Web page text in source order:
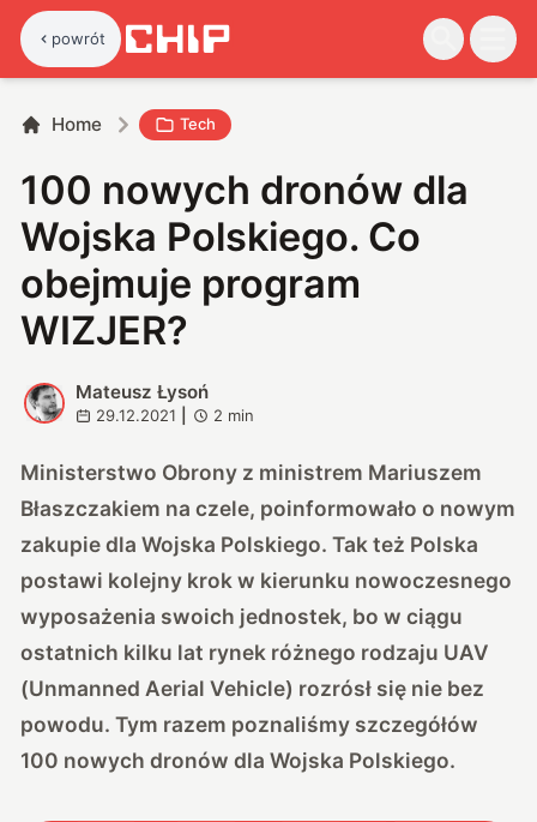
powrót
Home Tech
100 nowych dronów dla
Wojska Polskiego. Co
obejmuje program
WIZJER?
M
Mateusz Łysoń
29.12.2021 2 min
Ministerstwo Obrony z ministrem Mariuszem
Błaszczakiem na czele, poinformowało o nowym
zakupie dla Wojska Polskiego. Tak też Polska
postawi kolejny krok w kierunku nowoczesnego
wyposażenia swoich jednostek, bo w ciągu
ostatnich kilku lat rynek różnego rodzaju UAV
(Unmanned Aerial Vehicle) rozrósł się nie bez
powodu. Tym razem poznaliśmy szczegółów
100 nowych dronów dla Wojska Polskiego.